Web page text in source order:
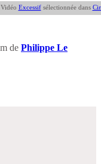
Excessifsélectionnée dans
de Philippe Le